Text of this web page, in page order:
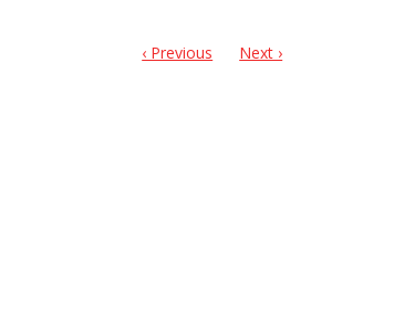
‹ Previous Next ›